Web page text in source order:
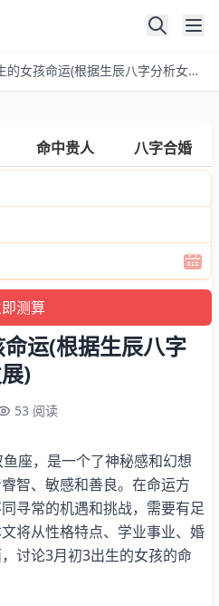
3月初3出生的女孩命运(根据生辰八字分析女孩的未来发展)
命中贵人 八字合婚
运(根据生辰八字
)
53 阅读
座，是一个了神秘感和幻想
智、敏感和善良。在命运方
寻常的机遇和挑战，需要有足
将从性格特点、学业事业、婚
讨论3月初3出生的女孩的命